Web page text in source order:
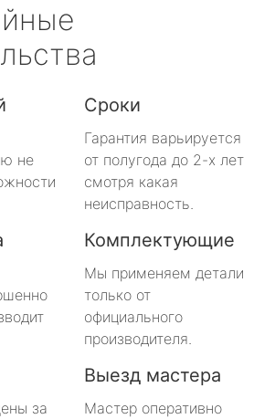
не
Сроки
Гарантия варьируется
от полугода до 2-х лет
смотря какая
неисправность.
Комплектующие
Мы применяем детали
только от
официального
производителя.
за
Выезд мастера
Мастер оперативно